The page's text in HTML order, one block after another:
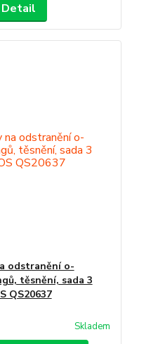
Detail
odstranění o-
těsnění, sada 3
QS20637
Skladem